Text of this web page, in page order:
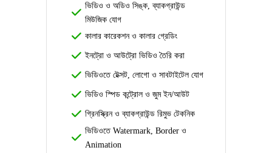
ভিডিও ও অডিও সিঙ্ক, ব্যাকগ্রাউন্ড
মিউজিক যোগ
কালার কারেকশন ও কালার গ্রেডিং
ইনট্রো ও আউট্রো ভিডিও তৈরি করা
ভিডিওতে টেক্সট, লোগো ও সাবটাইটেল যোগ
ভিডিও স্পিড কন্ট্রোল ও জুম ইন/আউট
গ্রিনস্ক্রিন ও ব্যাকগ্রাউন্ড রিমুভ টেকনিক
ভিডিওতে Watermark, Border ও
Animation